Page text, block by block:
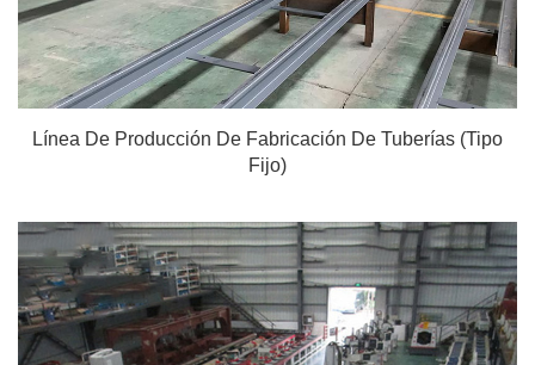
Línea De Producción De Fabricación De Tuberías (tipo
Fijo)